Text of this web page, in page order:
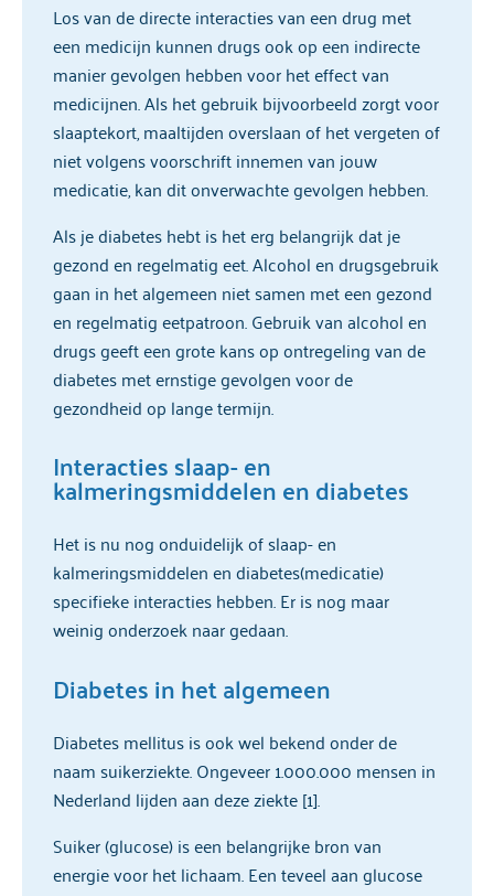
Los van de directe interacties van een drug met
een medicijn kunnen drugs ook op een indirecte
manier gevolgen hebben voor het effect van
medicijnen. Als het gebruik bijvoorbeeld zorgt voor
slaaptekort, maaltijden overslaan of het vergeten of
niet volgens voorschrift innemen van jouw
medicatie, kan dit onverwachte gevolgen hebben.
Als je diabetes hebt is het erg belangrijk dat je
gezond en regelmatig eet. Alcohol en drugsgebruik
gaan in het algemeen niet samen met een gezond
en regelmatig eetpatroon. Gebruik van alcohol en
drugs geeft een grote kans op ontregeling van de
diabetes met ernstige gevolgen voor de
gezondheid op lange termijn.
Interacties slaap- en
kalmeringsmiddelen en diabetes
Het is nu nog onduidelijk of slaap- en
kalmeringsmiddelen en diabetes(medicatie)
specifieke interacties hebben. Er is nog maar
weinig onderzoek naar gedaan.
Diabetes in het algemeen
Diabetes mellitus is ook wel bekend onder de
naam suikerziekte. Ongeveer 1.000.000 mensen in
Nederland lijden aan deze ziekte [1].
Suiker (glucose) is een belangrijke bron van
energie voor het lichaam. Een teveel aan glucose